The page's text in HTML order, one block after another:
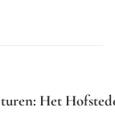
Het